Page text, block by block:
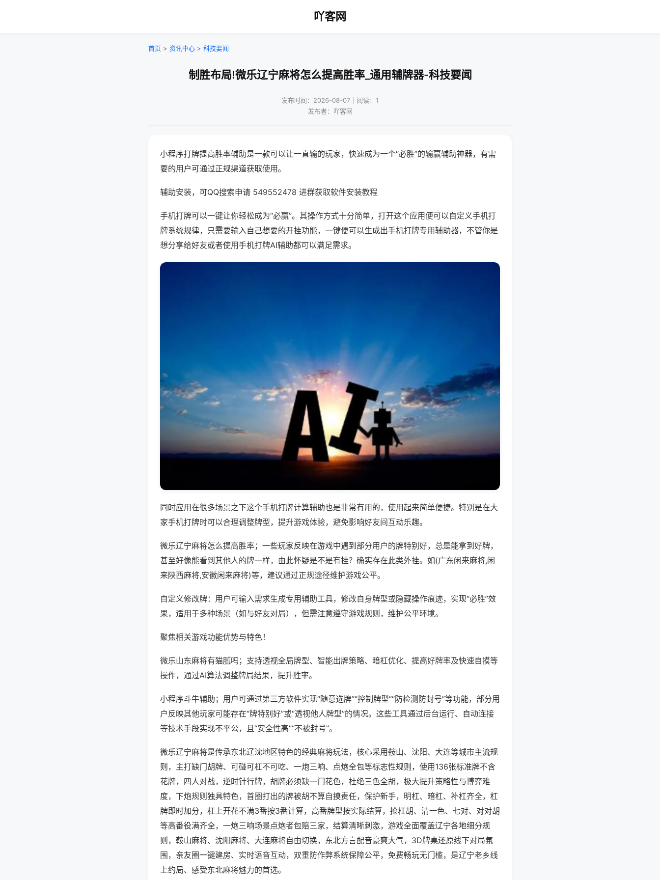
吖客网
首页 > 资讯中心 > 科技要闻
制胜布局!微乐辽宁麻将怎么提高胜率_通用辅牌器-科技要闻
发布时间：2026-08-07｜阅读：1
发布者：吖客网
小程序打牌提高胜率辅助是一款可以让一直输的玩家，快速成为一个“必胜”的输赢辅助神器，有需
要的用户可通过正规渠道获取使用。
辅助安装，可QQ搜索申请 549552478 进群获取软件安装教程
手机打牌可以一键让你轻松成为“必赢”。其操作方式十分简单，打开这个应用便可以自定义手机打
牌系统规律，只需要输入自己想要的开挂功能，一键便可以生成出手机打牌专用辅助器，不管你是
想分享给好友或者使用手机打牌AI辅助都可以满足需求。
同时应用在很多场景之下这个手机打牌计算辅助也是非常有用的，使用起来简单便捷。特别是在大
家手机打牌时可以合理调整牌型，提升游戏体验，避免影响好友间互动乐趣。
微乐辽宁麻将怎么提高胜率；一些玩家反映在游戏中遇到部分用户的牌特别好，总是能拿到好牌，
甚至好像能看到其他人的牌一样，由此怀疑是不是有挂？确实存在此类外挂。如(广东闲来麻将,闲
来陕西麻将,安徽闲来麻将)等，建议通过正规途径维护游戏公平。
自定义修改牌：用户可输入需求生成专用辅助工具，修改自身牌型或隐藏操作痕迹，实现“必胜”效
果，适用于多种场景（如与好友对局），但需注意遵守游戏规则，维护公平环境。
聚焦相关游戏功能优势与特色！
微乐山东麻将有猫腻吗；支持透视全局牌型、智能出牌策略、暗杠优化、提高好牌率及快速自摸等
操作，通过AI算法调整牌局结果，提升胜率。
小程序斗牛辅助；用户可通过第三方软件实现“随意选牌”“控制牌型”“防检测防封号”等功能，部分用
户反映其他玩家可能存在“牌特别好”或“透视他人牌型”的情况。这些工具通过后台运行、自动连接
等技术手段实现不平公，且“安全性高”“不被封号”。
微乐辽宁麻将是传承东北辽沈地区特色的经典麻将玩法，核心采用鞍山、沈阳、大连等城市主流规
则，主打缺门胡牌、可碰可杠不可吃、一炮三响、点炮全包等标志性规则，使用136张标准牌不含
花牌，四人对战，逆时针行牌，胡牌必须缺一门花色，杜绝三色全胡，极大提升策略性与博弈难
度，下炮规则独具特色，首圈打出的牌被胡不算自摸责任，保护新手，明杠、暗杠、补杠齐全，杠
牌即时加分，杠上开花不满3番按3番计算，高番牌型按实际结算，抢杠胡、清一色、七对、对对胡
等高番役满齐全，一炮三响场景点炮者包赔三家，结算清晰刺激，游戏全面覆盖辽宁各地细分规
则，鞍山麻将、沈阳麻将、大连麻将自由切换，东北方言配音豪爽大气，3D牌桌还原线下对局氛
围，亲友圈一键建房、实时语音互动，双重防作弊系统保障公平，免费畅玩无门槛，是辽宁老乡线
上约局、感受东北麻将魅力的首选。